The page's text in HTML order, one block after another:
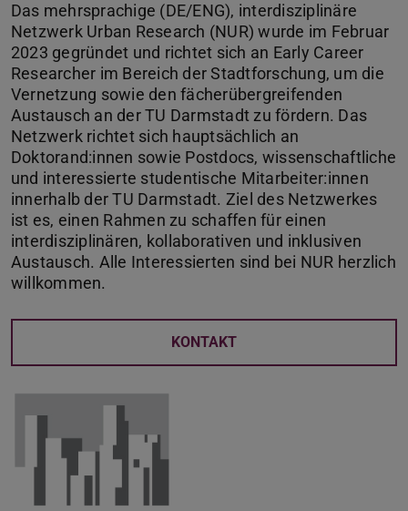
Das mehrsprachige (DE/ENG), interdisziplinäre
Netzwerk Urban Research (NUR) wurde im Februar
2023 gegründet und richtet sich an Early Career
Researcher im Bereich der Stadtforschung, um die
Vernetzung sowie den fächerübergreifenden
Austausch an der TU Darmstadt zu fördern. Das
Netzwerk richtet sich hauptsächlich an
Doktorand:innen sowie Postdocs, wissenschaftliche
und interessierte studentische Mitarbeiter:innen
innerhalb der TU Darmstadt. Ziel des Netzwerkes
ist es, einen Rahmen zu schaffen für einen
interdisziplinären, kollaborativen und inklusiven
Austausch. Alle Interessierten sind bei NUR herzlich
willkommen.
KONTAKT